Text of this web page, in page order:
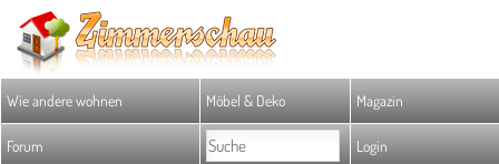
Wie andere wohnen Möbel & Deko Magazin
Forum Login